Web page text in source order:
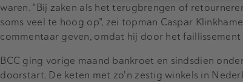
waren. "Bij zaken als het terugbrengen of
soms veel te hoog op", zei topman Caspar
commentaar geven, omdat hij door het
BCC ging vorige maand bankroet en sindsdien
doorstart. De keten met zo'n zestig winkels in